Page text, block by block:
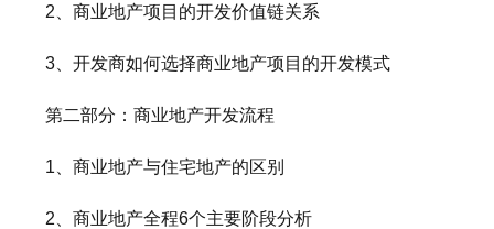
2、商业地产项目的开发价值链关系
3、开发商如何选择商业地产项目的开发模式
第二部分：商业地产开发流程
1、商业地产与住宅地产的区别
2、商业地产全程6个主要阶段分析